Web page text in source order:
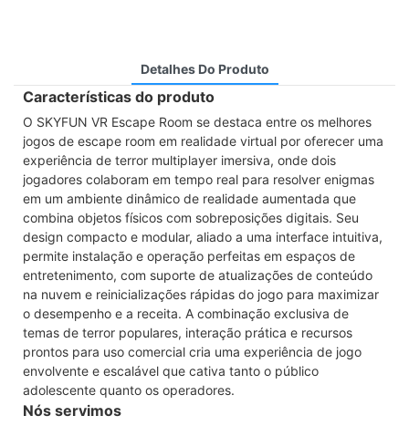
Detalhes Do Produto
Características do produto
O SKYFUN VR Escape Room se destaca entre os melhores
jogos de escape room em realidade virtual por oferecer uma
experiência de terror multiplayer imersiva, onde dois
jogadores colaboram em tempo real para resolver enigmas
em um ambiente dinâmico de realidade aumentada que
combina objetos físicos com sobreposições digitais. Seu
design compacto e modular, aliado a uma interface intuitiva,
permite instalação e operação perfeitas em espaços de
entretenimento, com suporte de atualizações de conteúdo
na nuvem e reinicializações rápidas do jogo para maximizar
o desempenho e a receita. A combinação exclusiva de
temas de terror populares, interação prática e recursos
prontos para uso comercial cria uma experiência de jogo
envolvente e escalável que cativa tanto o público
adolescente quanto os operadores.
Nós servimos